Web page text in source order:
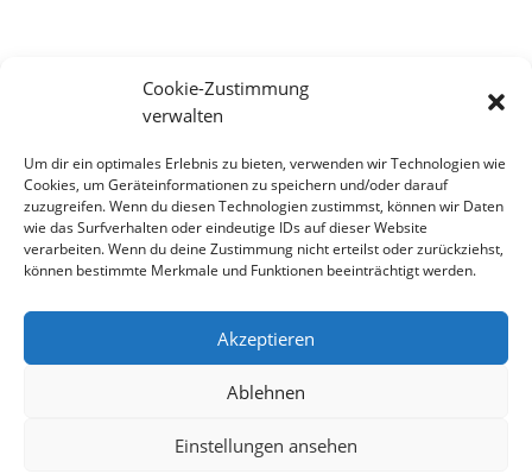
Cookie-Zustimmung
verwalten
Um dir ein optimales Erlebnis zu bieten, verwenden wir Technologien wie
Cookies, um Geräteinformationen zu speichern und/oder darauf
zuzugreifen. Wenn du diesen Technologien zustimmst, können wir Daten
wie das Surfverhalten oder eindeutige IDs auf dieser Website
verarbeiten. Wenn du deine Zustimmung nicht erteilst oder zurückziehst,
können bestimmte Merkmale und Funktionen beeinträchtigt werden.
Akzeptieren
Ablehnen
Einstellungen ansehen
Probeplan
Probeplan Anfragen per Email an
jugendleitung@musikverein-wannweil.de
Impressum Datenschutzerklärung
Haftung
Cookie-Richtlinie (EU)